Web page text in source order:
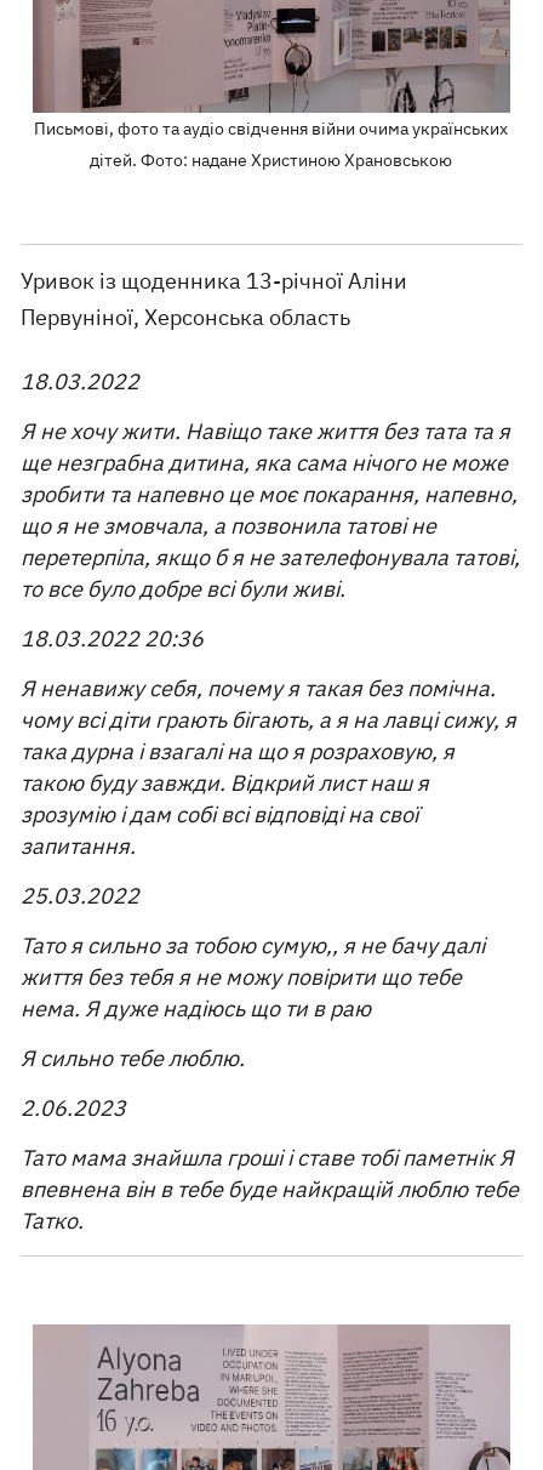
Письмові, фото та аудіо свідчення війни очима українських
дітей. Фото: надане Христиною Храновською
Уривок із щоденника 13-річної Аліни
Первуніної, Херсонська область
18.03.2022
Я не хочу жити. Навіщо таке життя без тата та я
ще незграбна дитина, яка сама нічого не може
зробити та напевно це моє покарання, напевно,
що я не змовчала, а позвонила татові не
перетерпіла, якщо б я не зателефонувала татові,
то все було добре всі були живі.
18.03.2022 20:36
Я ненавижу себя, почему я такая без помічна.
чому всі діти грають бігають, а я на лавці сижу, я
така дурна і взагалі на що я розраховую, я
такою буду завжди. Відкрий лист наш я
зрозумію і дам собі всі відповіді на свої
запитання.
25.03.2022
Тато я сильно за тобою сумую,, я не бачу далі
життя без тебя я не можу повірити що тебе
нема. Я дуже надіюсь що ти в раю
Я сильно тебе люблю.
2.06.2023
Тато мама знайшла гроші і ставе тобі паметнік Я
впевнена він в тебе буде найкращій люблю тебе
Татко.